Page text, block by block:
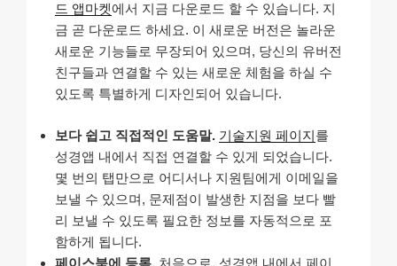
드 앱마켓에서 지금 다운로드 할 수 있습니다. 지
금 곧 다운로드 하세요. 이 새로운 버전은 놀라운
새로운 기능들로 무장되어 있으며, 당신의 유버전
친구들과 연결할 수 있는 새로운 체험을 하실 수
있도록 특별하게 디자인되어 있습니다.
보다 쉽고 직접적인 도움말. 기술지원 페이지를
성경앱 내에서 직접 연결할 수 있게 되었습니다.
몇 번의 탭만으로 어디서나 지원팀에게 이메일을
보낼 수 있으며, 문제점이 발생한 지점을 보다 빨
리 보낼 수 있도록 필요한 정보를 자동적으로 포
함하게 됩니다.
페이스북에 등록. 처음으로, 성경앱 내에서 페이